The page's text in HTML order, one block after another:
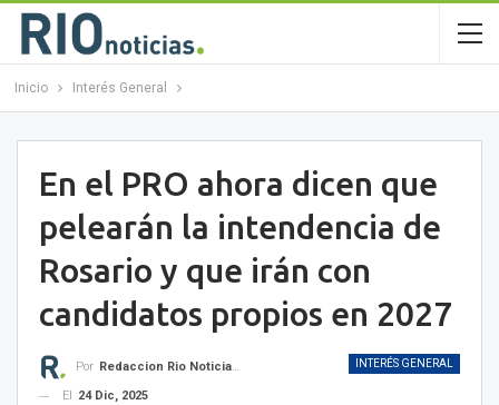
Inicio Interés General
En el PRO ahora dicen que
pelearán la intendencia de
Rosario y que irán con
candidatos propios en 2027
INTERÉS GENERAL
Por Redaccion Rio Noticias OK
El
24 Dic, 2025